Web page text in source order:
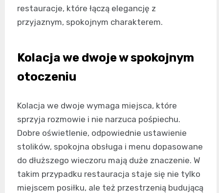
restauracje, które łączą elegancję z
przyjaznym, spokojnym charakterem.
Kolacja we dwoje w spokojnym
otoczeniu
Kolacja we dwoje wymaga miejsca, które
sprzyja rozmowie i nie narzuca pośpiechu.
Dobre oświetlenie, odpowiednie ustawienie
stolików, spokojna obsługa i menu dopasowane
do dłuższego wieczoru mają duże znaczenie. W
takim przypadku restauracja staje się nie tylko
miejscem posiłku, ale też przestrzenią budującą